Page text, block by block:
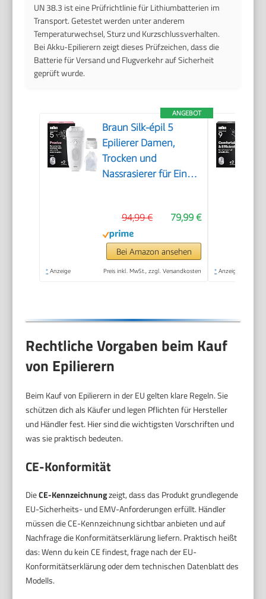
UN 38.3 ist eine Prüfrichtlinie für Lithiumbatterien im
Transport. Getestet werden unter anderem
Temperaturwechsel, Sturz und Kurzschlussverhalten.
Bei Akku-Epilierern zeigt dieses Prüfzeichen, dass die
Batterie für Versand und Flugverkehr auf Sicherheit
geprüft wurde.
ANGEBOT
Braun Silk-épil 5
Epilierer Damen,
Trocken und
Nassrasierer für Eine
Seidig-Glatte Haut,
Ladyshaver,
Wasserdicht — Inkl.
Rasieraufsatz und
79,99 €
94,99 €
Bei Amazon ansehen
* Anzeige Preis inkl. MwSt., zzgl. Versandkosten * Anzeige
Rechtliche Vorgaben beim Kauf
von Epilierern
Beim Kauf von Epilierern in der EU gelten klare Regeln. Sie
schützen dich als Käufer und legen Pflichten für Hersteller
und Händler fest. Hier sind die wichtigsten Vorschriften und
was sie praktisch bedeuten.
CE-Konformität
DieCE-Kennzeichnungzeigt, dass das Produkt grundlegende
EU-Sicherheits- und EMV-Anforderungen erfüllt. Händler
müssen die CE-Kennzeichnung sichtbar anbieten und auf
Nachfrage die Konformitätserklärung liefern. Praktisch heißt
das: Wenn du kein CE findest, frage nach der EU-
Konformitätserklärung oder dem technischen Datenblatt des
Modells.